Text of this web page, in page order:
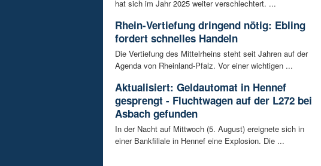
hat sich im Jahr 2025 weiter verschlechtert. ...
Rhein-Vertiefung dringend nötig: Ebling
fordert schnelles Handeln
Die Vertiefung des Mittelrheins steht seit Jahren auf der
Agenda von Rheinland-Pfalz. Vor einer wichtigen ...
Aktualisiert: Geldautomat in Hennef
gesprengt - Fluchtwagen auf der L272 bei
Asbach gefunden
In der Nacht auf Mittwoch (5. August) ereignete sich in
einer Bankfiliale in Hennef eine Explosion. Die ...